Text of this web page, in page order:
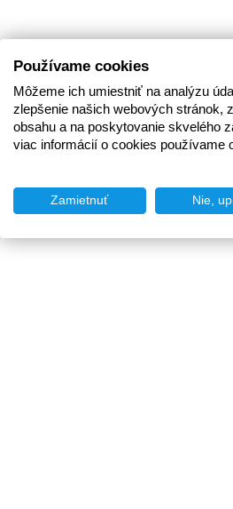
Používame cookies
Môžeme ich umiestniť na analýzu
zlepšenie našich webových stránok,
obsahu a na poskytovanie skvelého
viac informácií o cookies používame
Zamietnuť Nie,